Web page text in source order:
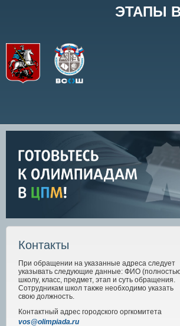
ЭТАПЫ
Контакты
При обращении на указанные адреса следует
указывать следующие данные: ФИО
школу, класс, предмет, этап и суть обращения.
Сотрудникам школ также необходимо указать
свою должность.
Контактный адрес городского оргкомитета
vos@olimpiada.ru